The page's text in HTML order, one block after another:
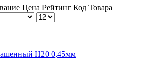
Цена Рейтинг Код Товара